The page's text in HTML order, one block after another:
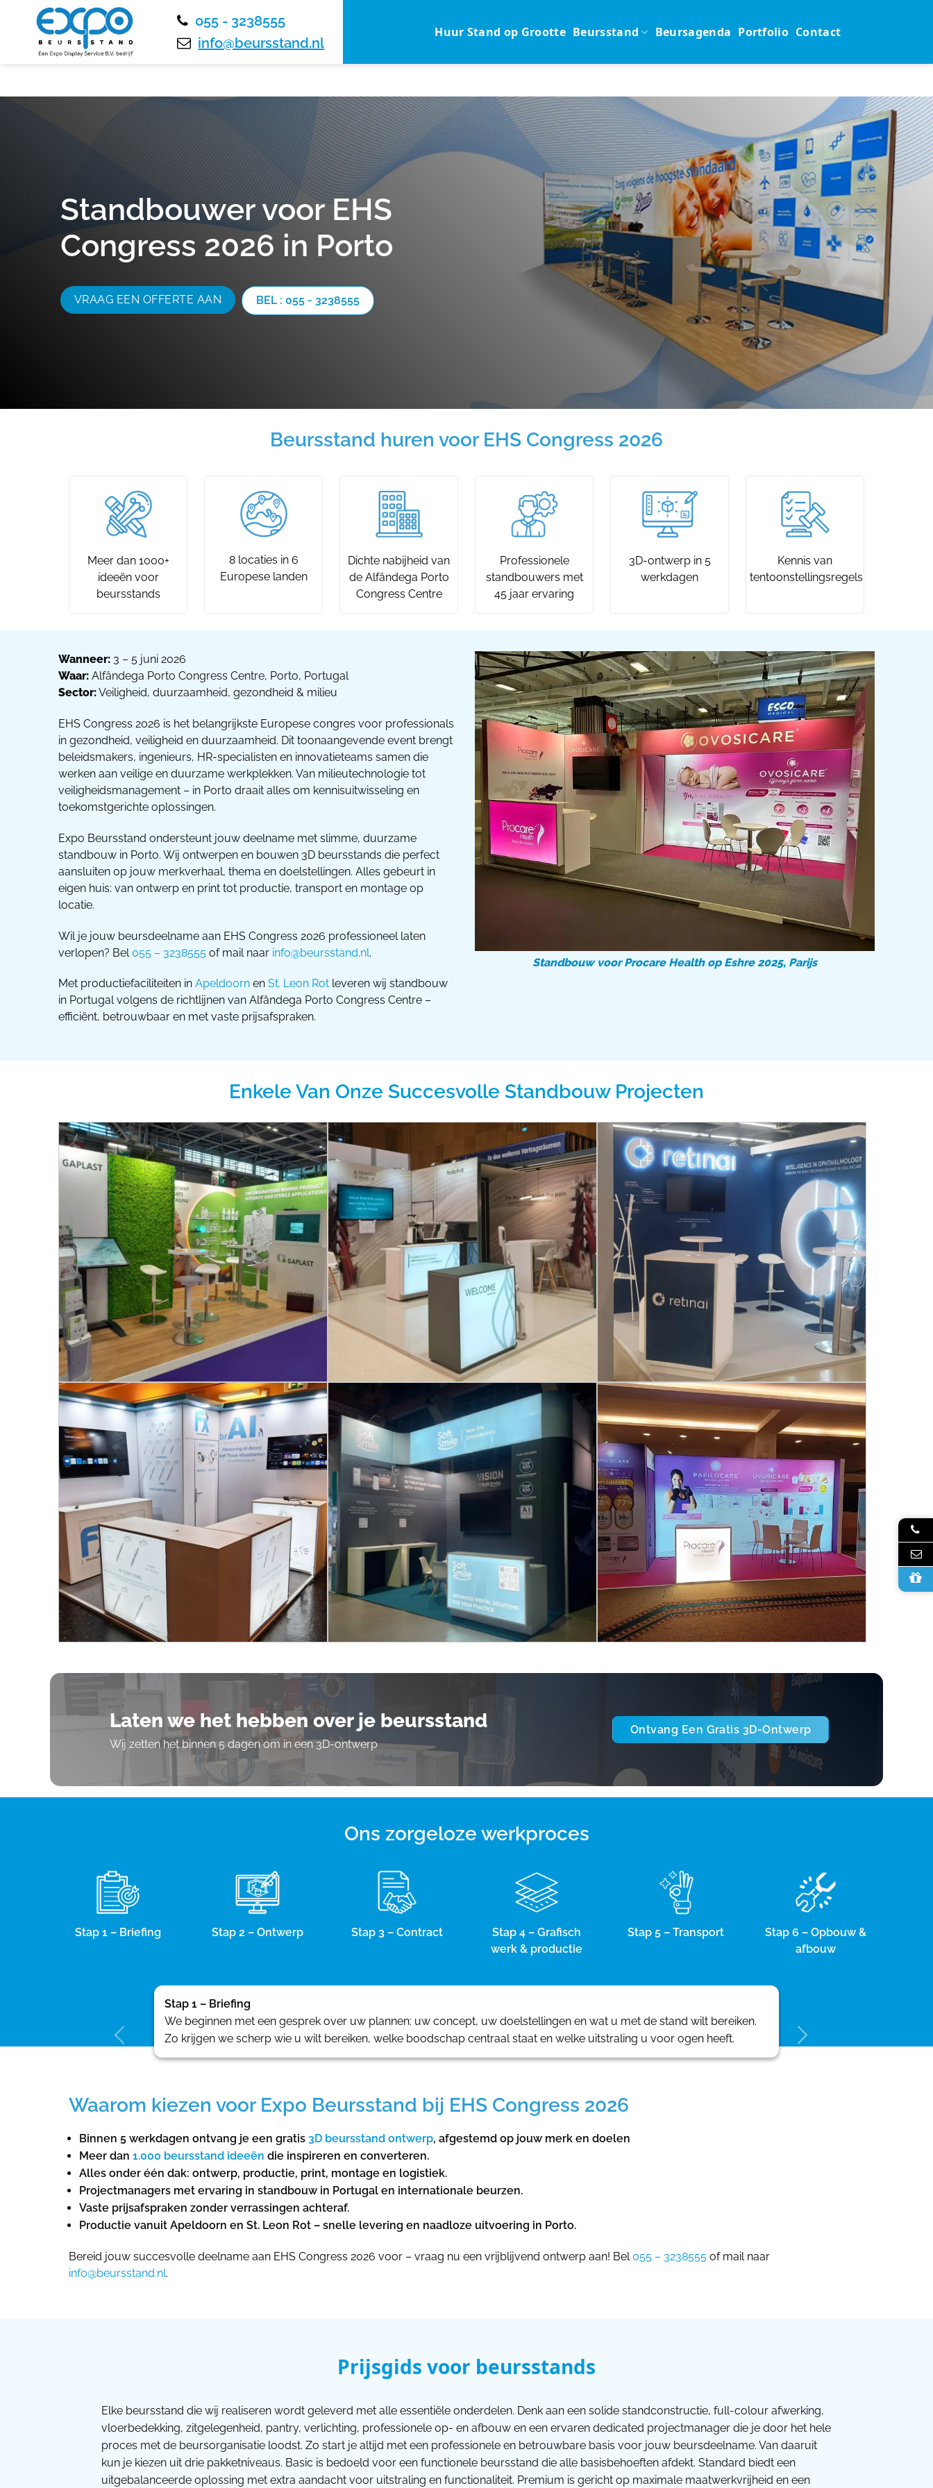
055 - 3238555
info@beursstand.nl
Huur Stand op Grootte Beursstand Beursagenda Portfolio Contact
Standbouwer voor EHS
Congress 2026 in Porto
VRAAG EEN OFFERTE AAN BEL : 055 - 3238555
Beursstand huren voor EHS Congress 2026
Meer dan 1000+
ideeën voor
beursstands
8 locaties in 6
Europese landen
Dichte nabijheid van
de Alfândega Porto
Congress Centre
Professionele
standbouwers met
45 jaar ervaring
3D-ontwerp in 5
werkdagen
Kennis van
tentoonstellingsregels
Wanneer: 3 – 5 juni 2026
Waar: Alfândega Porto Congress Centre, Porto, Portugal
Sector:Veiligheid, duurzaamheid, gezondheid & milieu
EHS Congress 2026 is het belangrijkste Europese congres voor professionals
in gezondheid, veiligheid en duurzaamheid. Dit toonaangevende event brengt
beleidsmakers, ingenieurs, HR-specialisten en innovatieteams samen die
werken aan veilige en duurzame werkplekken. Van milieutechnologie tot
veiligheidsmanagement – in Porto draait alles om kennisuitwisseling en
toekomstgerichte oplossingen.
Expo Beursstand ondersteunt jouw deelname met slimme, duurzame
standbouw in Porto. Wij ontwerpen en bouwen 3D beursstands die perfect
aansluiten op jouw merkverhaal, thema en doelstellingen. Alles gebeurt in
eigen huis: van ontwerp en print tot productie, transport en montage op
locatie.
Wil je jouw beursdeelname aan EHS Congress 2026 professioneel laten
verlopen? Bel 055 – 3238555 of mail naar info@beursstand.nl.
Met productiefaciliteiten in Apeldoorn en St. Leon Rot leveren wij standbouw
in Portugal volgens de richtlijnen van Alfândega Porto Congress Centre –
efficiënt, betrouwbaar en met vaste prijsafspraken.
Standbouw voor Procare Health op Eshre 2025, Parijs
Enkele Van Onze Succesvolle Standbouw Projecten
Laten we het hebben over je beursstand
Wij zetten het binnen 5 dagen om in een 3D-ontwerp
Ontvang Een Gratis 3D-Ontwerp
Ons zorgeloze werkproces
Stap 1 – Briefing Stap 2 – Ontwerp Stap 3 – Contract
Stap 4 – Grafisch
werk & productie
Stap 5 – Transport
Stap 6 – Opbouw &
afbouw
Stap 1 – Briefing
We beginnen met een gesprek over uw plannen: uw concept, uw doelstellingen en wat u met de stand wilt bereiken.
Zo krijgen we scherp wie u wilt bereiken, welke boodschap centraal staat en welke uitstraling u voor ogen heeft.
Waarom kiezen voor Expo Beursstand bij EHS Congress 2026
Binnen 5 werkdagen ontvang je een gratis 3D beursstand ontwerp, afgestemd op jouw merk en doelen
Meer dan 1.000 beursstand ideeën die inspireren en converteren.
Alles onder één dak: ontwerp, productie, print, montage en logistiek.
Projectmanagers met ervaring in standbouw in Portugal en internationale beurzen.
Vaste prijsafspraken zonder verrassingen achteraf.
Productie vanuit Apeldoorn en St. Leon Rot – snelle levering en naadloze uitvoering in Porto.
Bereid jouw succesvolle deelname aan EHS Congress 2026 voor – vraag nu een vrijblijvend ontwerp aan! Bel055 – 3238555 of mail naar
info@beursstand.nl.
Prijsgids voor beursstands
Elke beursstand die wij realiseren wordt geleverd met alle essentiële onderdelen. Denk aan een solide standconstructie, full-colour afwerking,
vloerbedekking, zitgelegenheid, pantry, verlichting, professionele op- en afbouw en een ervaren dedicated projectmanager die je door het hele
proces met de beursorganisatie loodst. Zo start je altijd met een professionele en betrouwbare basis voor jouw beursdeelname. Van daaruit
kun je kiezen uit drie pakketniveaus. Basic is bedoeld voor een functionele beursstand die alle basisbehoeften afdekt. Standard biedt een
uitgebalanceerde oplossing met extra aandacht voor uitstraling en functionaliteit. Premium is gericht op maximale maatwerkvrijheid en een